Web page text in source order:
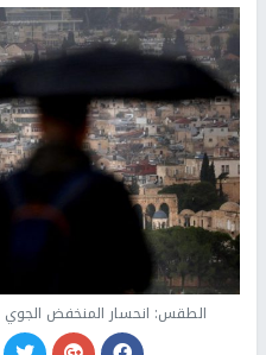
الطقس: انحسار المنخفض الجوي